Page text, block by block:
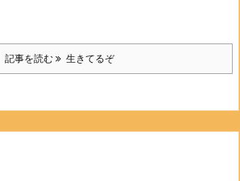
記事を読む 生きてるぞ